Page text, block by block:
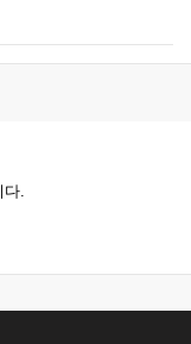
다.